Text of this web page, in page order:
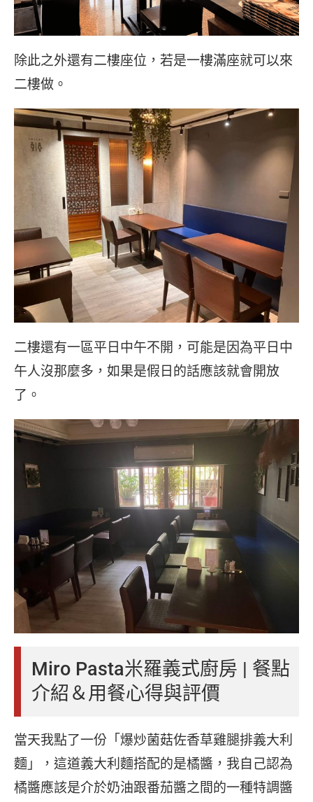
除此之外還有二樓座位，若是一樓滿座就可以來
二樓做。
二樓還有一區平日中午不開，可能是因為平日中
午人沒那麼多，如果是假日的話應該就會開放
了。
Miro Pasta米羅義式廚房 | 餐點
介紹＆用餐心得與評價
當天我點了一份「爆炒菌菇佐香草雞腿排義大利
麵」，這道義大利麵搭配的是橘醬，我自己認為
橘醬應該是介於奶油跟番茄醬之間的一種特調醬